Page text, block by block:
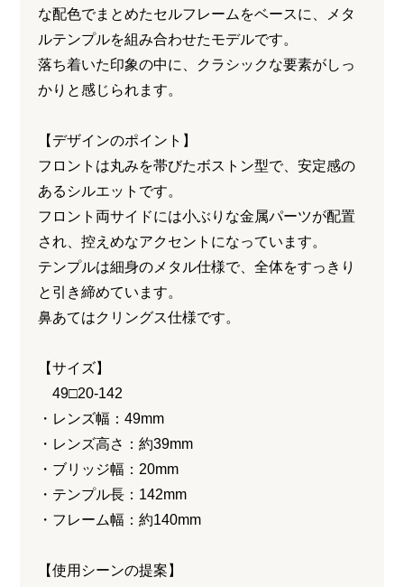
な配色でまとめたセルフレームをベースに、メタ
ルテンプルを組み合わせたモデルです。
落ち着いた印象の中に、クラシックな要素がしっ
かりと感じられます。
【デザインのポイント】
フロントは丸みを帯びたボストン型で、安定感の
あるシルエットです。
フロント両サイドには小ぶりな金属パーツが配置
され、控えめなアクセントになっています。
テンプルは細身のメタル仕様で、全体をすっきり
と引き締めています。
鼻あてはクリングス仕様です。
【サイズ】
49□20-142
・レンズ幅：49mm
・レンズ高さ：約39mm
・ブリッジ幅：20mm
・テンプル長：142mm
・フレーム幅：約140mm
【使用シーンの提案】